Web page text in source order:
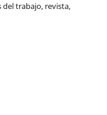
trabajo, revista,